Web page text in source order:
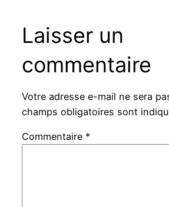
Laisser un
commentaire
Votre adresse e-mail ne sera
champs obligatoires sont
Commentaire *